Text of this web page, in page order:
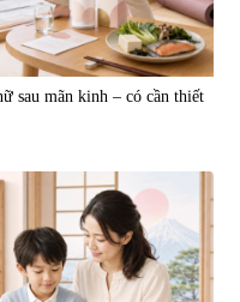
sau mãn kinh – có cần thiết